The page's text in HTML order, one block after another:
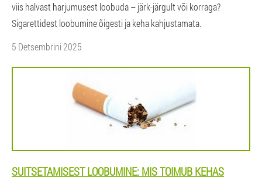
viis halvast harjumusest loobuda – järk-järgult või korraga?
Sigarettidest loobumine õigesti ja keha kahjustamata.
5 Detsembrini 2025
SUITSETAMISEST LOOBUMINE: MIS TOIMUB KEHAS